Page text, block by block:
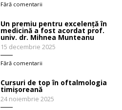
Fără comentarii
Un premiu pentru excelență în
medicină a fost acordat prof.
univ. dr. Mihnea Munteanu
15 decembrie 2025
Fără comentarii
Cursuri de top în oftalmologia
timișoreană
24 noiembrie 2025